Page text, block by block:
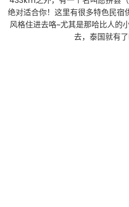
绝对适合你！这里有很多特色民宿
风格住进去咯~尤其是那哈比人的
去，泰国就有了